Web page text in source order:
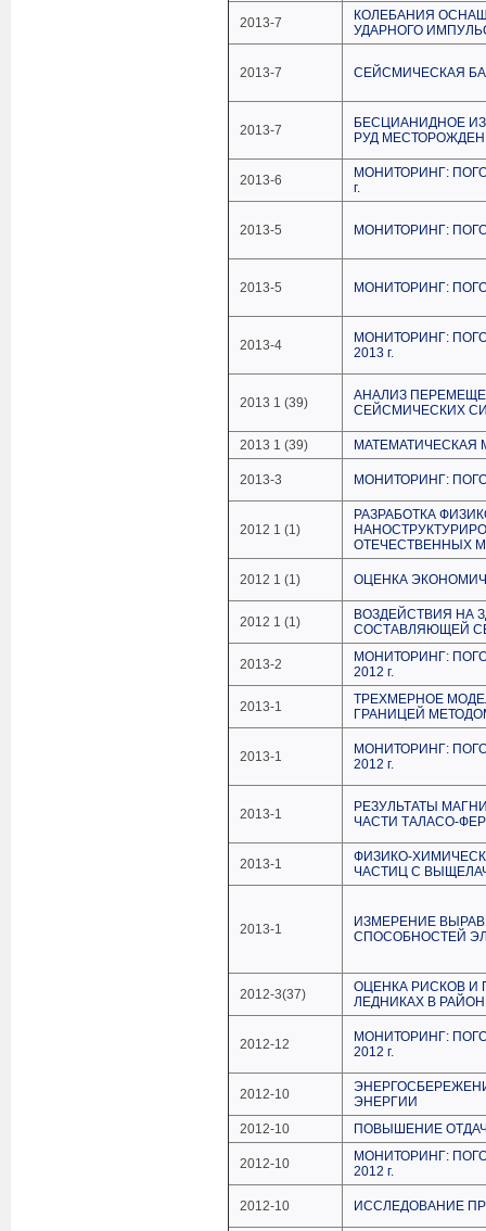
2013-7
КОЛЕБАНИЯ
УДАРНОГО
2013-7 СЕЙСМИЧЕСКАЯ
2013-7
БЕСЦИАНИДНОЕ
РУД
2013-6
МОНИТОРИНГ:
г.
2013-5 МОНИТОРИНГ:
2013-5 МОНИТОРИНГ:
2013-4
МОНИТОРИНГ:
2013 г.
2013 1 (39)
АНАЛИЗ
СЕЙСМИЧЕСКИХ
2013 1 (39)
2013-3 МОНИТОРИНГ:
2012 1 (1)
РАЗРАБОТКА
ОТЕЧЕСТВЕННЫХ
2012 1 (1) ОЦЕНКА
2012 1 (1)
ВОЗДЕЙСТВИЯ НА
СОСТАВЛЯЮЩЕЙ
2013-2
МОНИТОРИНГ:
2012 г.
2013-1
ТРЕХМЕРНОЕ
ГРАНИЦЕЙ
2013-1
МОНИТОРИНГ:
2012 г.
2013-1
РЕЗУЛЬТАТЫ
ЧАСТИ ТАЛАСО-
2013-1
ФИЗИКО-
ЧАСТИЦ С
2013-1
ИЗМЕРЕНИЕ
СПОСОБНОСТЕЙ
2012-3(37)
ОЦЕНКА РИСКОВ И
ЛЕДНИКАХ В
2012-12
МОНИТОРИНГ:
2012 г.
2012-10
ЭНЕРГИИ
2012-10
ПОВЫШЕНИЕ
2012-10
МОНИТОРИНГ:
2012 г.
2012-10 ИССЛЕДОВАНИЕ